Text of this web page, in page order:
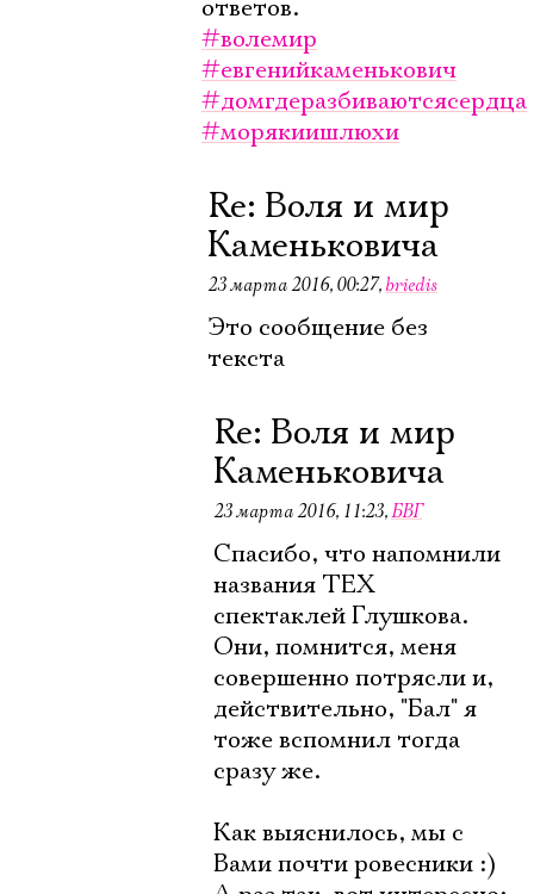
ответов.
#волемир
#евгенийкаменькович
#домгдеразбиваютсясердца
#морякиишлюхи
Re: Воля и мир
Каменьковича
23 марта 2016, 00:27,briedis
Это сообщение без
текста
Re: Воля и мир
Каменьковича
23 марта 2016, 11:23,БВГ
Спасибо, что напомнили
названия ТЕХ
спектаклей Глушкова.
Они, помнится, меня
совершенно потрясли и,
действительно, "Бал" я
тоже вспомнил тогда
сразу же.
Как выяснилось, мы с
Вами почти ровесники :)